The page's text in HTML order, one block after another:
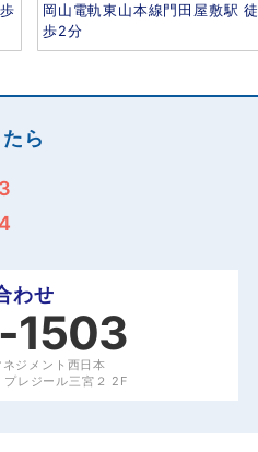
岡山電軌東山本線門田屋敷駅 徒
歩2分
ら
わせ
ジメント西日本
レジール三宮２ 2F